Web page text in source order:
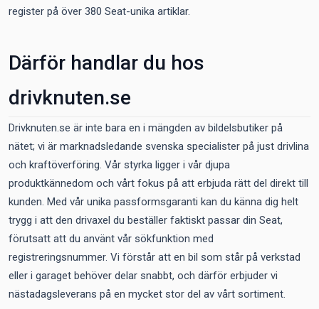
register på över 380 Seat-unika artiklar.
Därför handlar du hos
drivknuten.se
Drivknuten.se är inte bara en i mängden av bildelsbutiker på
nätet; vi är marknadsledande svenska specialister på just drivlina
och kraftöverföring. Vår styrka ligger i vår djupa
produktkännedom och vårt fokus på att erbjuda rätt del direkt till
kunden. Med vår unika passformsgaranti kan du känna dig helt
trygg i att den drivaxel du beställer faktiskt passar din Seat,
förutsatt att du använt vår sökfunktion med
registreringsnummer. Vi förstår att en bil som står på verkstad
eller i garaget behöver delar snabbt, och därför erbjuder vi
nästadagsleverans på en mycket stor del av vårt sortiment.